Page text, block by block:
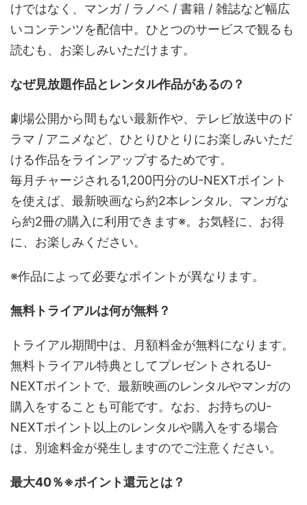
けではなく、マンガ / ラノベ / 書籍 / 雑誌など幅広
いコンテンツを配信中。ひとつのサービスで観るも
読むも、お楽しみいただけます。
なぜ見放題作品とレンタル作品があるの？
劇場公開から間もない最新作や、テレビ放送中のド
ラマ / アニメなど、ひとりひとりにお楽しみいただ
ける作品をラインアップするためです。
毎月チャージされる1,200円分のU-NEXTポイント
を使えば、最新映画なら約2本レンタル、マンガな
ら約2冊の購入に利用できます※。お気軽に、お得
に、お楽しみください。
※作品によって必要なポイントが異なります。
無料トライアルは何が無料？
トライアル期間中は、月額料金が無料になります。
無料トライアル特典としてプレゼントされるU-
NEXTポイントで、最新映画のレンタルやマンガの
購入をすることも可能です。なお、お持ちのU-
NEXTポイント以上のレンタルや購入をする場合
は、別途料金が発生しますのでご注意ください。
最大40％※ポイント還元とは？